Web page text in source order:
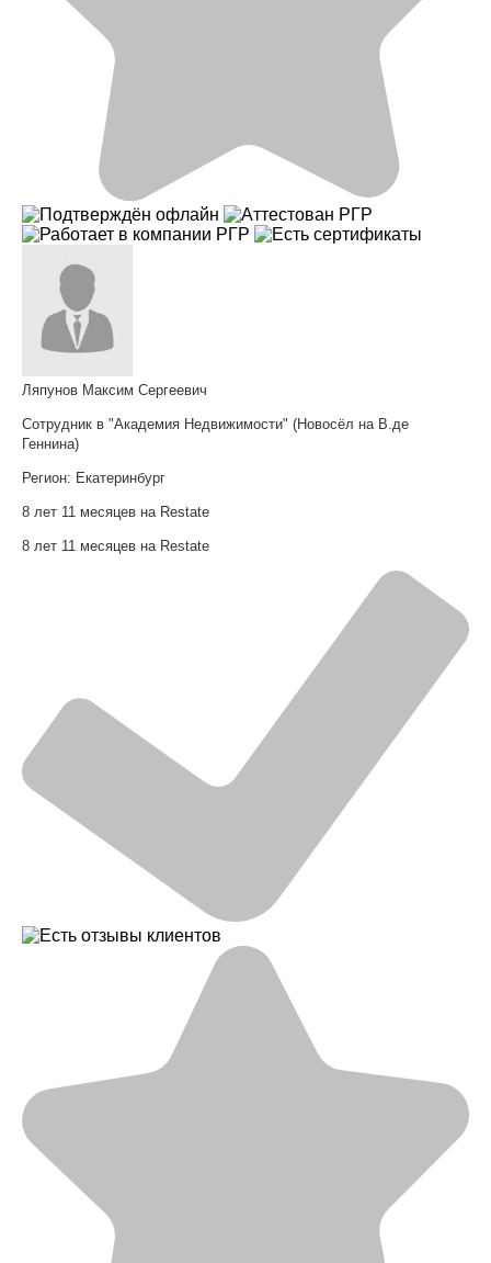
Ляпунов Максим Сергеевич
Сотрудник в "Академия Недвижимости" (Новосёл на В.де
Геннина)
Регион: Екатеринбург
8 лет 11 месяцев на Restate
8 лет 11 месяцев на Restate